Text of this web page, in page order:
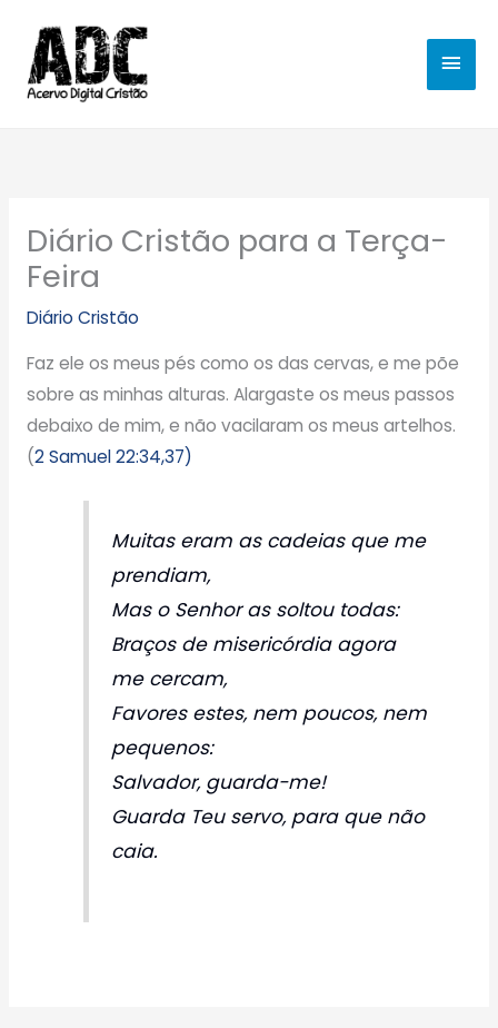
para
conteúdo
Diário Cristão para a Terça-
Feira
Diário Cristão
Faz ele os meus pés como os das cervas, e me põe
sobre as minhas alturas. Alargaste os meus passos
debaixo de mim, e não vacilaram os meus artelhos.
(2 Samuel 22:34,37)
Muitas eram as cadeias que me
prendiam,
Mas o Senhor as soltou todas:
Braços de misericórdia agora
me cercam,
Favores estes, nem poucos, nem
pequenos:
Salvador, guarda-me!
Guarda Teu servo, para que não
caia.